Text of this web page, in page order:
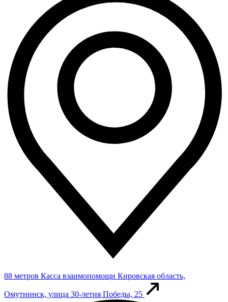
88 метров Касса взаимопомощи Кировская область,
Омутнинск, улица 30-летия Победы, 25